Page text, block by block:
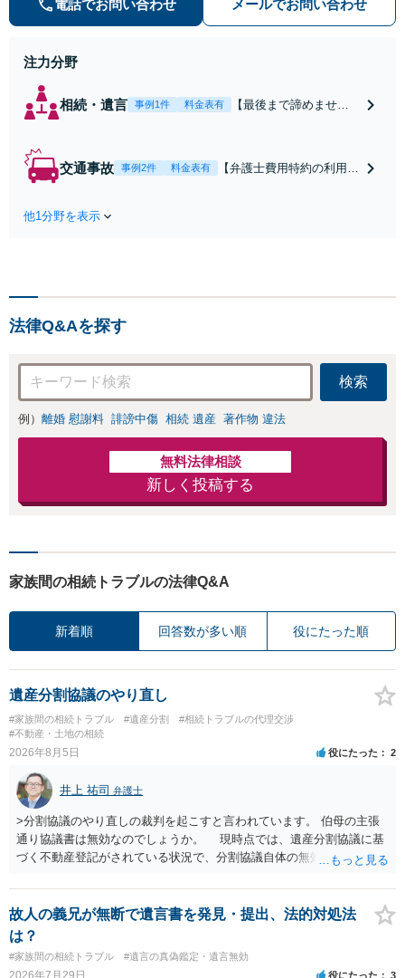
電話でお問い合わせ メールでお問い合わせ
注力分野
相続・遺言 事例1件 料金表有
【最後まで諦めませ
合意してしまう前にご
交通事故 事例2件 料金表有
【弁護士費用特約の利用＆
は損をしてしまうかもしれ
他1分野を表示
法律Q&Aを探す
検索
例） 離婚 慰謝料 誹謗中傷 相続 遺産 著作物 違法
無料法律相談
新しく投稿する
家族間の相続トラブルの法律Q&A
新着順 回答数が多い順 役にたった順
遺産分割協議のやり直し
#家族間の相続トラブル #遺産分割
#相続トラブルの代理交渉
#不動産・土地の相続
2026年8月5日 役にたった 2
井上 祐司 弁護士
>分割協議のやり直しの裁判を起こすと言われています。 伯母の主張
通り協議書は無効なのでしょうか。 現時点では、遺産分割協議に基
づく不動産登記がされている状況で、分割協議自体の無効を裁判所が
方の訴訟の主張及び立証次第ですが、 ・御祖母様の認知能力に関する
医師の意見書、筆跡鑑定 が提出されればその効力が否定される可能性
はありますが、 ・伯母様自身が分割協議に加わっていること ・御祖母
様の意に反する遺産分割協議を行う実益が誰にあったかの立証が困難
であること からすると、実際に遺産分割協議の効力が否定される可能
故人の義兄が無断で遺言書を発見・提出、法的対処法
は？
#家族間の相続トラブル #遺言の真偽鑑定・遺言無効
2026年7月29日 役にたった 3